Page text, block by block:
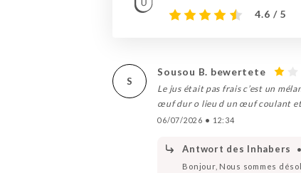
4.6 / 5
S
Sousou B. bewertete
Le jus était pas frais c’est un
œuf dur o lieu d un œuf coulant et
06/07/2026 • 12:34
Antwort des Inhabers •
Bonjour, Nous sommes